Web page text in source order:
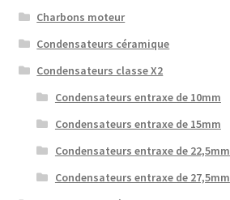
Charbons moteur
Condensateurs céramique
Condensateurs classe X2
Condensateurs entraxe de 10mm
Condensateurs entraxe de 15mm
Condensateurs entraxe de 22,5mm
Condensateurs entraxe de 27,5mm